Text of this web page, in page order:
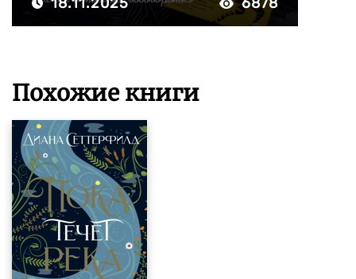
18.11.2025 6878
Похожие книги